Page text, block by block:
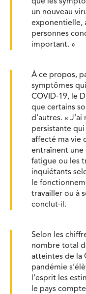
que les
un nouveau
exponentielle,
personnes
important. »
À ce propos,
symptômes
COVID-19, le
que certains
d’autres. «
persistante qui
affecté ma vie
entraînent une
fatigue ou les
inquiétants
le
travailler ou à
conclut-il.
Selon les
nombre total
atteintes de la
pandémie
l’esprit les
le pays